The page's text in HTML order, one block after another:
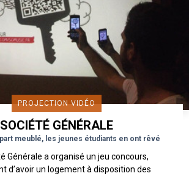
PROJECTION VIDÉO
SOCIÉTÉ GÉNÉRALE
meublé, les jeunes étudiants en ont rêvé
Générale a organisé un jeu concours,
d’avoir un logement à disposition des